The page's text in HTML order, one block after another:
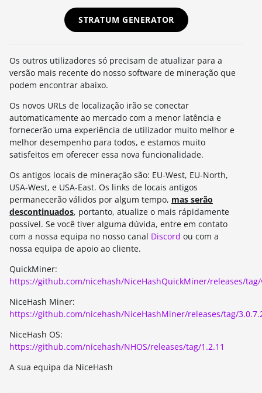
STRATUM GENERATOR
Os outros utilizadores só precisam de atualizar para a
versão mais recente do nosso software de mineração que
podem encontrar abaixo.
Os novos URLs de localização irão se conectar
automaticamente ao mercado com a menor latência e
fornecerão uma experiência de utilizador muito melhor e
melhor desempenho para todos, e estamos muito
satisfeitos em oferecer essa nova funcionalidade.
Os antigos locais de mineração são: EU-West, EU-North,
USA-West, e USA-East. Os links de locais antigos
permanecerão válidos por algum tempo, mas serão
descontinuados, portanto, atualize o mais rápidamente
possível. Se você tiver alguma dúvida, entre em contato
com a nossa equipa no nosso canal Discord ou com a
nossa equipa de apoio ao cliente.
QuickMiner:
https://github.com/nicehash/NiceHashQuickMiner/releases/tag/
NiceHash Miner:
https://github.com/nicehash/NiceHashMiner/releases/tag/
NiceHash OS:
https://github.com/nicehash/NHOS/releases/tag/1.2.11
A sua equipa da NiceHash